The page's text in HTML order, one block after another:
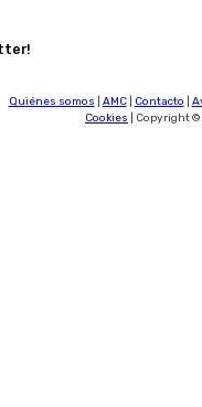
Quiénes somos AMC| Contacto
Cookies | Copyright